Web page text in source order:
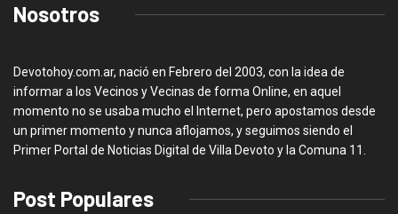
Nosotros
Devotohoy.com.ar, nació en Febrero del 2003, con la idea de
informar a los Vecinos y Vecinas de forma Online, en aquel
momento no se usaba mucho el Internet, pero apostamos desde
un primer momento y nunca aflojamos, y seguimos siendo el
Primer Portal de Noticias Digital de Villa Devoto y la Comuna 11.
Post Populares